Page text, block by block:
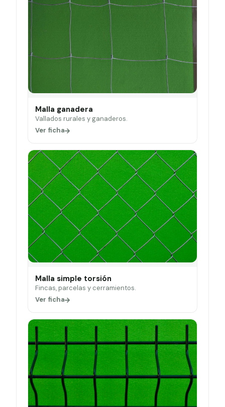
Malla ganadera
Vallados rurales y ganaderos.
Ver ficha
Malla simple torsión
Fincas, parcelas y cerramientos.
Ver ficha